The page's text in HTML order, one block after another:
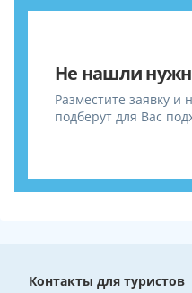
Не нашли
Разместите заявку
подберут для Вас
Контакты для туристов